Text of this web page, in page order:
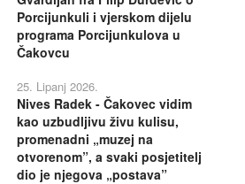
Porcijunkuli i vjerskom dijelu
programa Porcijunkulova u
Čakovcu
25. Lipanj 2026.
Nives Radek - Čakovec vidim
kao uzbudljivu živu kulisu,
promenadni „muzej na
otvorenom”, a svaki posjetitelj
dio je njegova „postava”